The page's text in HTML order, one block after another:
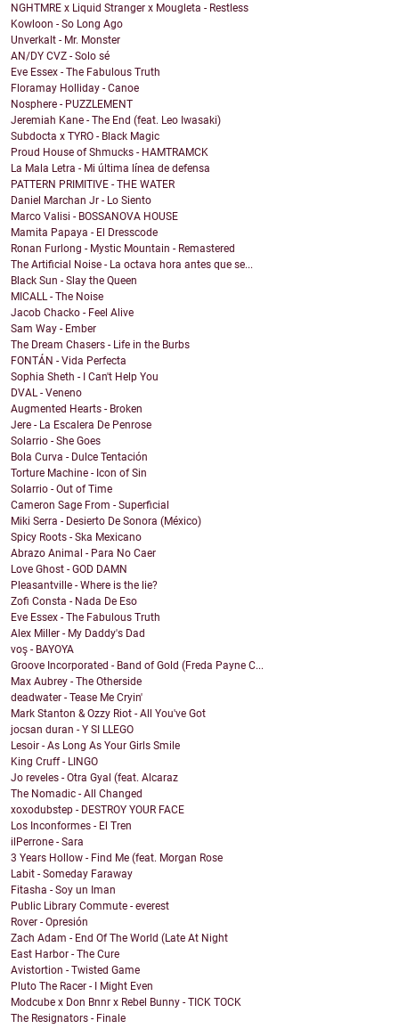
NGHTMRE x Liquid Stranger x Mougleta - Restless
Kowloon - So Long Ago
Unverkalt - Mr. Monster
AN/DY CVZ - Solo sé
Eve Essex - The Fabulous Truth
Floramay Holliday - Canoe
Nosphere - PUZZLEMENT
Jeremiah Kane - The End (feat. Leo Iwasaki)
Subdocta x TYRO - Black Magic
Proud House of Shmucks - HAMTRAMCK
La Mala Letra - Mi última línea de defensa
PATTERN PRIMITIVE - THE WATER
Daniel Marchan Jr - Lo Siento
Marco Valisi - BOSSANOVA HOUSE
Mamita Papaya - El Dresscode
Ronan Furlong - Mystic Mountain - Remastered
The Artificial Noise - La octava hora antes que se...
Black Sun - Slay the Queen
MICALL - The Noise
Jacob Chacko - Feel Alive
Sam Way - Ember
The Dream Chasers - Life in the Burbs
FONTÁN - Vida Perfecta
Sophia Sheth - I Can't Help You
DVAL - Veneno
Augmented Hearts - Broken
Jere - La Escalera De Penrose
Solarrio - She Goes
Bola Curva - Dulce Tentación
Torture Machine - Icon of Sin
Solarrio - Out of Time
Cameron Sage From - Superficial
Miki Serra - Desierto De Sonora (México)
Spicy Roots - Ska Mexicano
Abrazo Animal - Para No Caer
Love Ghost - GOD DAMN
Pleasantville - Where is the lie?
Zofi Consta - Nada De Eso
Eve Essex - The Fabulous Truth
Alex Miller - My Daddy's Dad
voş - BAYOYA
Groove Incorporated - Band of Gold (Freda Payne C...
Max Aubrey - The Otherside
deadwater - Tease Me Cryin'
Mark Stanton & Ozzy Riot - All You've Got
jocsan duran - Y SI LLEGO
Lesoir - As Long As Your Girls Smile
King Cruff - LINGO
Jo reveles - Otra Gyal (feat. Alcaraz
The Nomadic - All Changed
xoxodubstep - DESTROY YOUR FACE
Los Inconformes - El Tren
ilPerrone - Sara
3 Years Hollow - Find Me (feat. Morgan Rose
Labit - Someday Faraway
Fitasha - Soy un Iman
Public Library Commute - everest
Rover - Opresión
Zach Adam - End Of The World (Late At Night
East Harbor - The Cure
Avistortion - Twisted Game
Pluto The Racer - I Might Even
Modcube x Don Bnnr x Rebel Bunny - TICK TOCK
The Resignators - Finale